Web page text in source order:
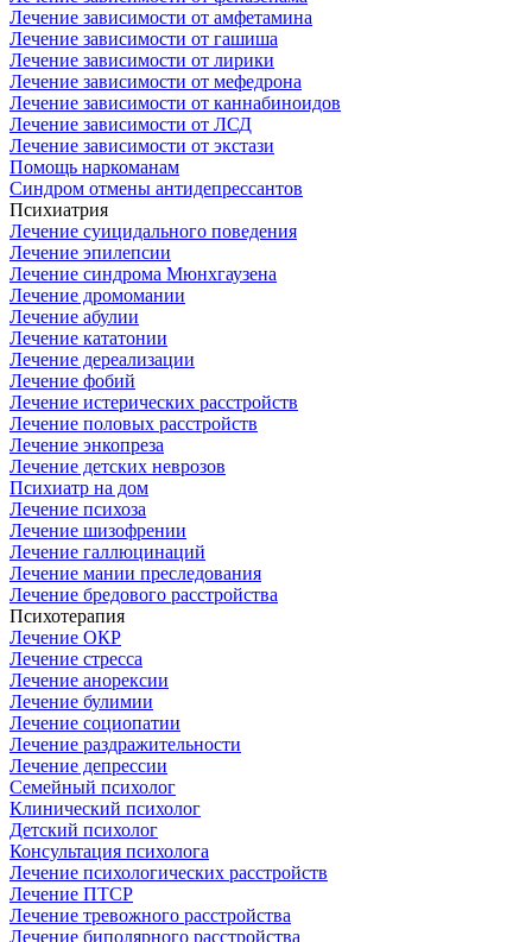
Лечение зависимости от амфетамина
Лечение зависимости от гашиша
Лечение зависимости от лирики
Лечение зависимости от мефедрона
Лечение зависимости от каннабиноидов
Лечение зависимости от ЛСД
Лечение зависимости от экстази
Помощь наркоманам
Синдром отмены антидепрессантов
Психиатрия
Лечение суицидального поведения
Лечение эпилепсии
Лечение синдрома Мюнхгаузена
Лечение дромомании
Лечение абулии
Лечение кататонии
Лечение дереализации
Лечение фобий
Лечение истерических расстройств
Лечение половых расстройств
Лечение энкопреза
Лечение детских неврозов
Психиатр на дом
Лечение психоза
Лечение шизофрении
Лечение галлюцинаций
Лечение мании преследования
Лечение бредового расстройства
Психотерапия
Лечение ОКР
Лечение стресса
Лечение анорексии
Лечение булимии
Лечение социопатии
Лечение раздражительности
Лечение депрессии
Семейный психолог
Клинический психолог
Детский психолог
Консультация психолога
Лечение психологических расстройств
Лечение ПТСР
Лечение тревожного расстройства
Лечение биполярного расстройства